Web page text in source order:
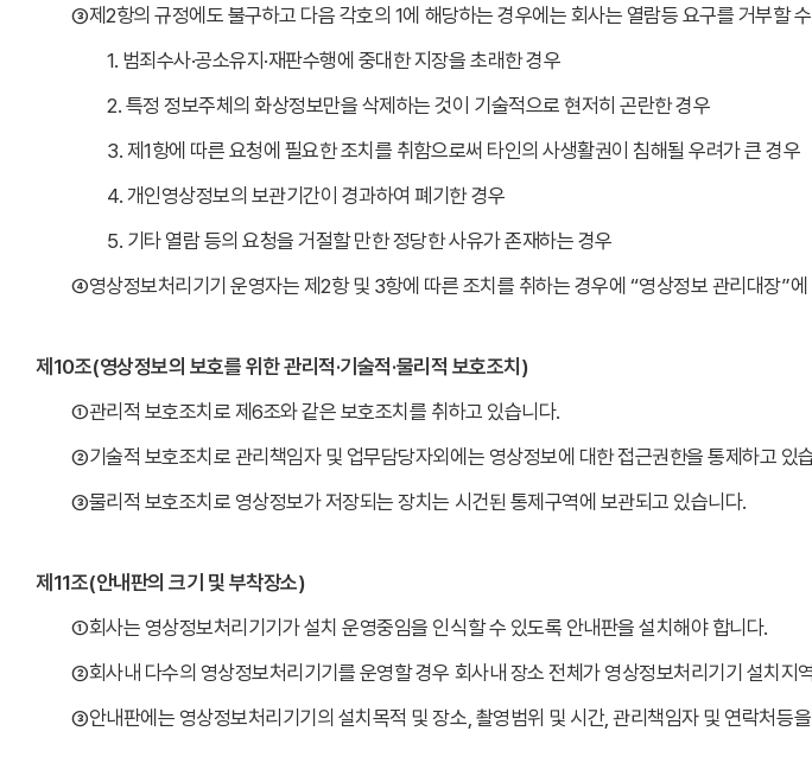
③제2항의 규정에도 불구하고 다음 각호의 1에 해당하는 경우에는 회사는 열람등 요구를 거부할
1. 범죄수사·공소유지·재판수행에 중대한 지장을 초래한 경우
2. 특정 정보주체의 화상정보만을 삭제하는 것이 기술적으로 현저히 곤란한 경우
3. 제1항에 따른 요청에 필요한 조치를 취함으로써 타인의 사생활권이 침해될 우려가 큰 경우
4. 개인영상정보의 보관기간이 경과하여 폐기한 경우
5. 기타 열람 등의 요청을 거절할 만한 정당한 사유가 존재하는 경우
④영상정보처리기기 운영자는 제2항 및 3항에 따른 조치를 취하는 경우에 “영상정보 관리대장”
제10조(영상정보의 보호를 위한 관리적·기술적·물리적 보호조치)
①관리적 보호조치로 제6조와 같은 보호조치를 취하고 있습니다.
②기술적 보호조치로 관리책임자 및 업무담당자외에는 영상정보에 대한 접근권한을 통제하고 있
③물리적 보호조치로 영상정보가 저장되는 장치는 시건된 통제구역에 보관되고 있습니다.
제11조(안내판의 크기 및 부착장소)
①회사는 영상정보처리기기가 설치 운영중임을 인식할 수 있도록 안내판을 설치해야 합니다.
②회사내 다수의 영상정보처리기기를 운영할 경우 회사내 장소 전체가 영상정보처리기기 설치지
③안내판에는 영상정보처리기기의 설치목적 및 장소, 촬영범위 및 시간, 관리책임자 및 연락처등